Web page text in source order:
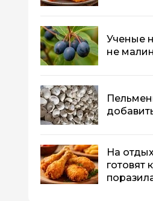
Ученые
не
На
готовят